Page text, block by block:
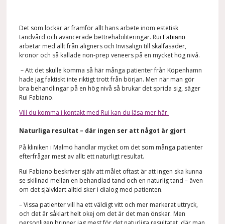
Det som lockar är framför allt hans arbete inom estetisk
tandvård och avancerade bettrehabiliteringar. Rui Fabiano
arbetar med allt från aligners och Invisalign till skalfasader,
kronor och så kallade non-prep veneers på en mycket hög nivå.
– Att det skulle komma så här många patienter från Köpenhamn
hade jag faktiskt inte riktigt trott från början. Men när man gör
bra behandlingar på en hög nivå så brukar det sprida sig, säger
Rui Fabiano.
Vill du komma i kontakt med Rui kan du läsa mer här.
Naturliga resultat – där ingen ser att något är gjort
På kliniken i Malmö handlar mycket om det som många patienter
efterfrågar mest av allt: ett naturligt resultat.
Rui Fabiano beskriver själv att målet oftast är att ingen ska kunna
se skillnad mellan en behandlad tand och en naturlig tand – även
om det självklart alltid sker i dialog med patienten.
– Vissa patienter vill ha ett väldigt vitt och mer markerat uttryck,
och det är såklart helt okej om det är det man önskar. Men